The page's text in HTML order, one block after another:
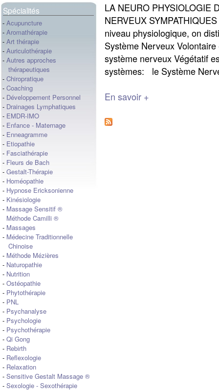
Spécialités
- Acupuncture
- Aromathérapie
- Art thérapie
- Auriculothérapie
- Autres approches
thérapeutiques
- Chiropratique
- Coaching
- Développement Personnel
- Drainages Lymphatiques
- EMDR-IMO
- Enfance - Maternage
- Enneagramme
- Etiopathie
- Fasciathérapie
- Fleurs de Bach
- Gestalt-Thérapie
- Homéopathie
- Hypnose Ericksonienne
- Kinésiologie
- Massage Sensitif ®
Méthode Camilli ®
- Massages
- Médecine Traditionnelle
Chinoise
- Méthode Mézières
- Naturopathie
- Nutrition
- Ostéopathie
- Phytothérapie
- PNL
- Psychanalyse
- Psychologie
- Psychothérapie
- Qi Gong
- Rebirth
- Reflexologie
- Relaxation
- Sensitive Gestalt Massage ®
- Sexologie - Sexothérapie
LA NEURO PHYSIOLOGIE
NERVEUX
niveau physiologique, on
Système Nerveux
système nerveux Végétatif
systèmes: le Système
En savoir +